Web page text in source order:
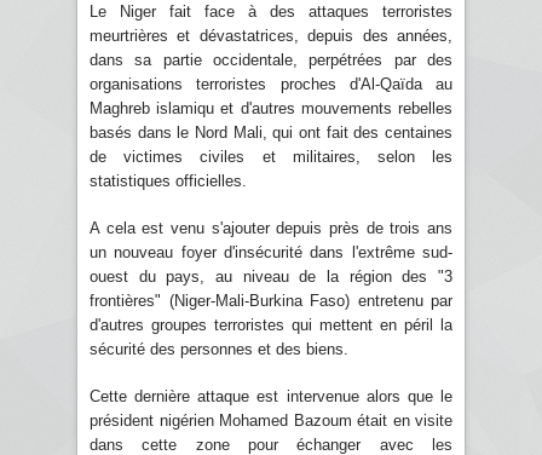
Le Niger fait face à des attaques terroristes
meurtrières et dévastatrices, depuis des années,
dans sa partie occidentale, perpétrées par des
organisations terroristes proches d'Al-Qaïda au
Maghreb islamiqu et d'autres mouvements rebelles
basés dans le Nord Mali, qui ont fait des centaines
de victimes civiles et militaires, selon les
statistiques officielles.
A cela est venu s'ajouter depuis près de trois ans
un nouveau foyer d'insécurité dans l'extrême sud-
ouest du pays, au niveau de la région des "3
frontières" (Niger-Mali-Burkina Faso) entretenu par
d'autres groupes terroristes qui mettent en péril la
sécurité des personnes et des biens.
Cette dernière attaque est intervenue alors que le
président nigérien Mohamed Bazoum était en visite
dans cette zone pour échanger avec les